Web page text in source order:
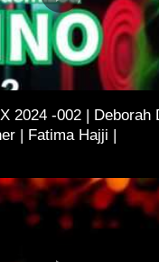
2024 -002 | Deborah
| Fatima Hajji |